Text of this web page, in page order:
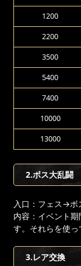
1200
2200
3500
5400
7400
10000
13000
2.ボス大乱闘
入口：フェス→ボ
内容：イベント
す。それらを使
3.レア交換